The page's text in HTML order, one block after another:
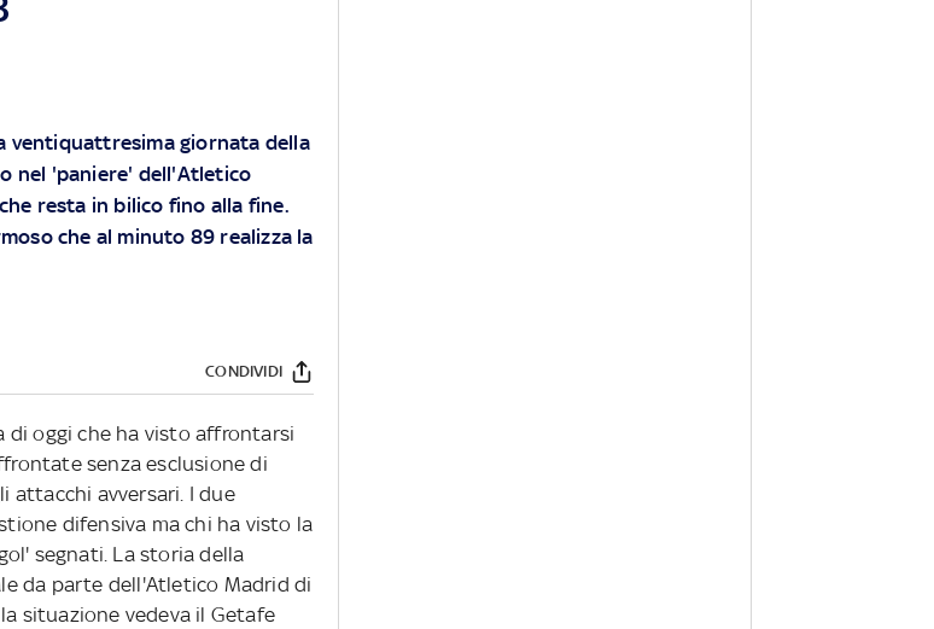
ventiquattresima giornata della
nel 'paniere' dell'Atletico
resta in bilico fino alla fine.
che al minuto 89 realizza la
CONDIVIDI
oggi che ha visto affrontarsi
senza esclusione di
attacchi avversari. I due
difensiva ma chi ha visto la
segnati. La storia della
da parte dell'Atletico Madrid di
situazione vedeva il Getafe